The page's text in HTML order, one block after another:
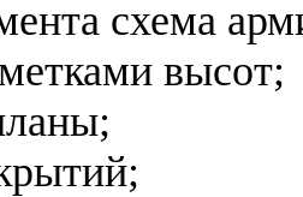
схема
высот;